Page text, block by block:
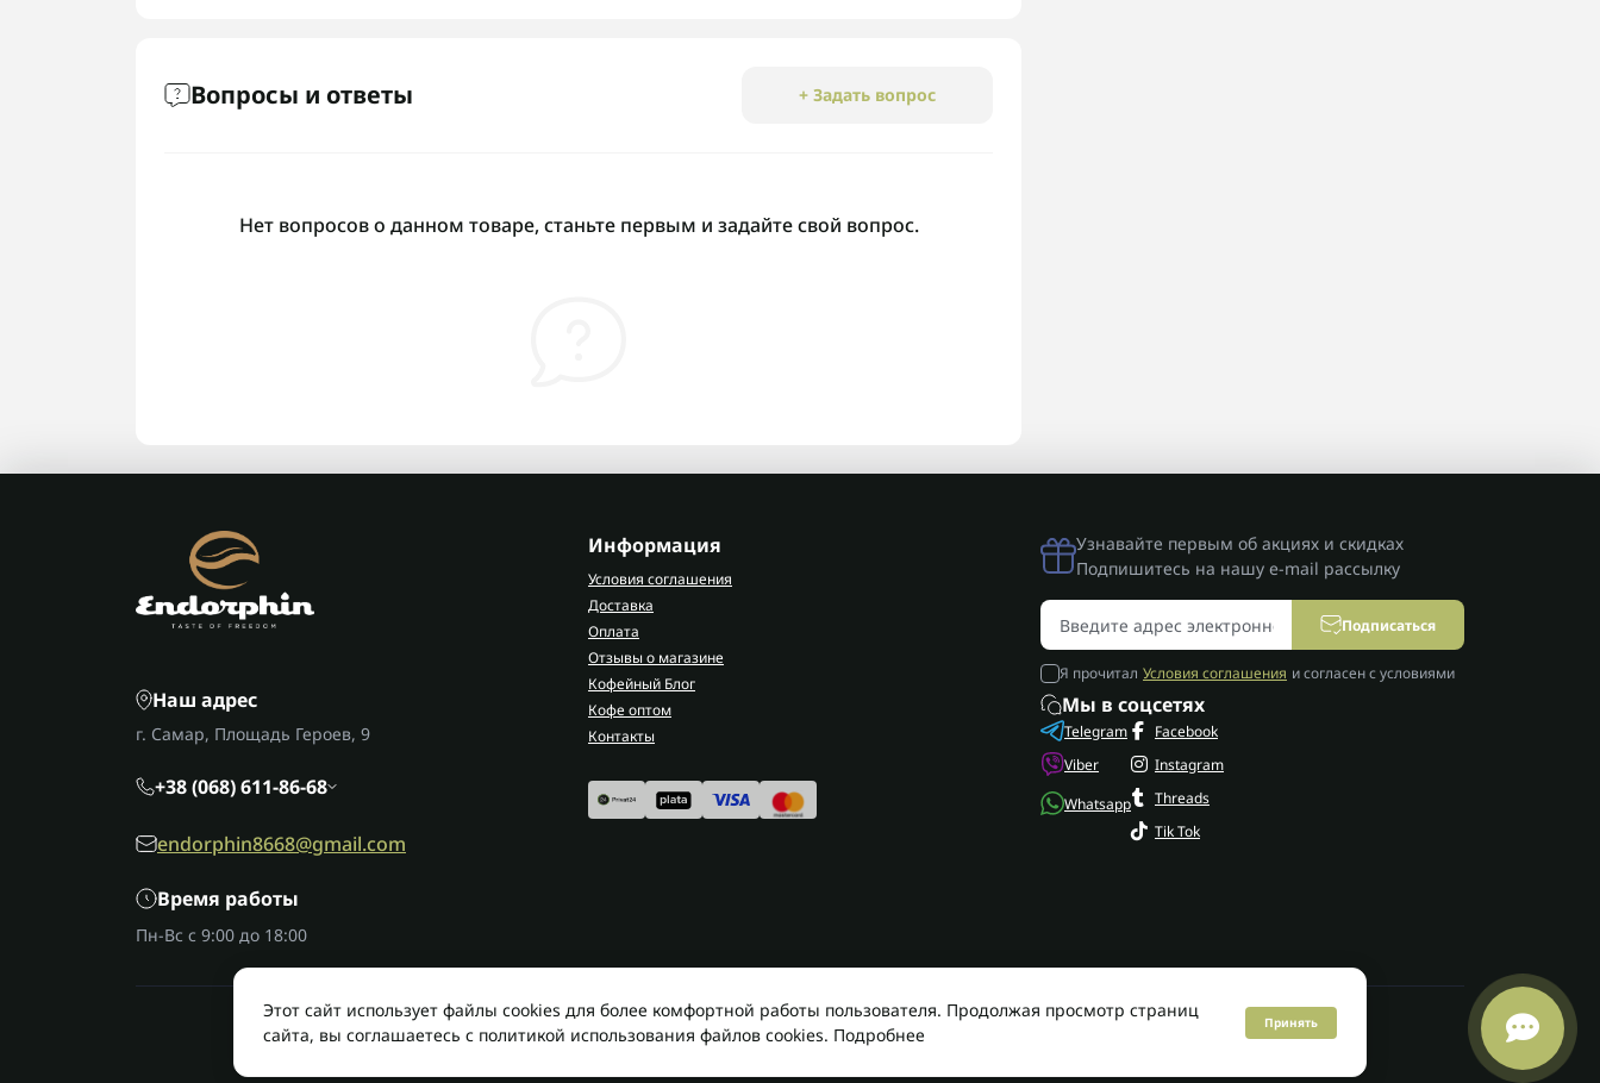
Вопросы и ответы + Задать вопрос
Нет вопросов о данном товаре, станьте первым и задайте свой вопрос.
Наш адрес
г. Самар, Площадь Героев, 9
+38 (068) 611-86-68
endorphin8668@gmail.com
Время работы
Пн-Вс с 9:00 до 18:00
Информация
Условия соглашения
Доставка
Оплата
Отзывы о магазине
Кофейный Блог
Кофе оптом
Контакты
Мы в соцсетях
Telegram
Viber
Whatsapp
Facebook
Instagram
Threads
Tik Tok
Узнавайте первым об акциях и скидках
Подпишитесь на нашу e-mail рассылку
Подписаться
Я прочитал Условия соглашения и согласен с условиями
Работает на OpenCart
Этот сайт использует файлы cookies для более комфортной работы пользователя. Продолжая просмотр страниц
сайта, вы соглашаетесь с политикой использования файлов cookies. Подробнее
Принять